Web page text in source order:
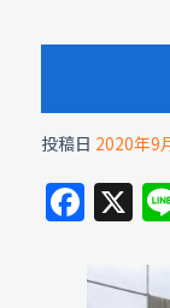
投稿日 2020年9
F
a
c
X